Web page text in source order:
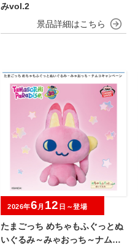
みvol.2
たまごっち めちゃもふぐっとぬ
いぐるみ～みゃおっち～ナムコ
2026年6 月 12 日～登場